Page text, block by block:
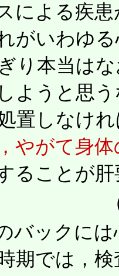
による疾
がいわゆ
り本当は
ようと思
置しなけ
やがて身
ることが
バックには
期では，